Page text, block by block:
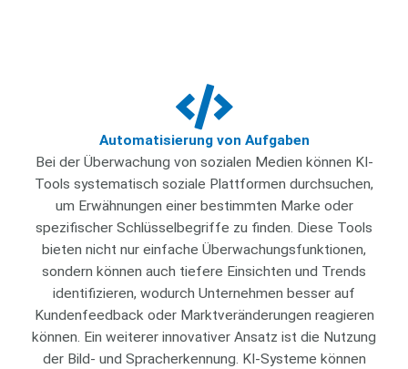
Automatisierung von Aufgaben
Bei der Überwachung von sozialen Medien können KI-
Tools systematisch soziale Plattformen durchsuchen,
um Erwähnungen einer bestimmten Marke oder
spezifischer Schlüsselbegriffe zu finden. Diese Tools
bieten nicht nur einfache Überwachungsfunktionen,
sondern können auch tiefere Einsichten und Trends
identifizieren, wodurch Unternehmen besser auf
Kundenfeedback oder Marktveränderungen reagieren
können. Ein weiterer innovativer Ansatz ist die Nutzung
der Bild- und Spracherkennung. KI-Systeme können